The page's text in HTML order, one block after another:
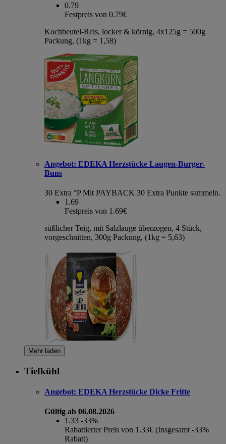
0.79
Festpreis von 0.79€
Kochbeutel-Reis, locker & körnig, 4x125g = 500g
Packung, (1kg = 1,58)
Angebot: EDEKA Herzstücke Laugen-Burger-
Buns
30 Extra °P Mit PAYBACK 30 Extra Punkte sammeln.
1.69
Festpreis von 1.69€
süßlicher Teig, mit Salzlauge überzogen, 4 Stück,
vorgeschnitten, 300g Packung, (1kg = 5,63)
Mehr laden
Tiefkühl
Angebot: EDEKA Herzstücke Dicke Fritte
Gültig ab 06.08.2026
1.33 -33%
Rabattierter Preis von 1.33€ (Insgesamt -33%
Rabatt)